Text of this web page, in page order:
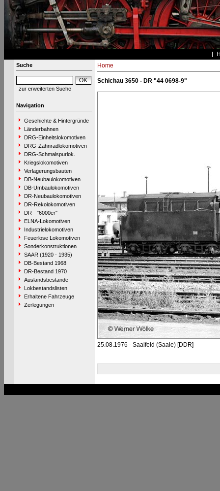
Suche
zur erweiterten Suche
Navigation
Geschichte & Hintergründe
Länderbahnen
DRG-Einheitslokomotiven
DRG-Zahnradlokomotiven
DRG-Schmalspurlok.
Kriegslokomotiven
Verlagerungsbauten
DB-Neubaulokomotiven
DB-Umbaulokomotiven
DR-Neubaulokomotiven
DR-Rekolokomotiven
DR - "6000er"
ELNA-Lokomotiven
Industrielokomotiven
Feuerlose Lokomotiven
Sonderkonstruktionen
SAAR (1920 - 1935)
DB-Bestand 1968
DR-Bestand 1970
Auslandsbestände
Lokbestandslisten
Erhaltene Fahrzeuge
Zerlegungen
Home
Schichau 3650 - DR "44 0698-9"
25.08.1976 - Saalfeld (Saale) [DDR]